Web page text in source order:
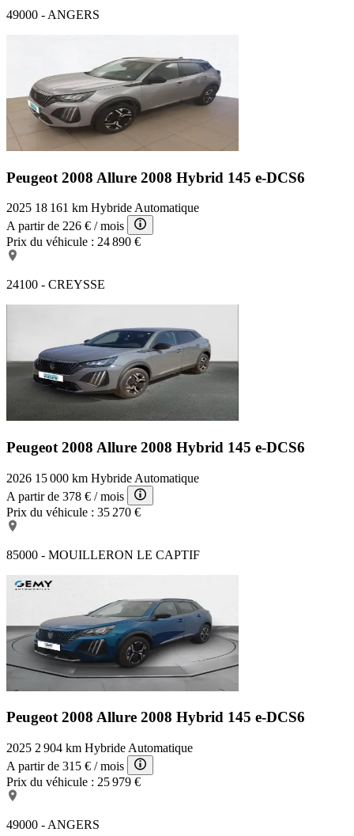
49000 - ANGERS
Peugeot 2008 Allure 2008 Hybrid 145 e-DCS6
2025 18 161 km Hybride Automatique
A partir de 226 € / mois
Prix du véhicule : 24 890 €
24100 - CREYSSE
Peugeot 2008 Allure 2008 Hybrid 145 e-DCS6
2026 15 000 km Hybride Automatique
A partir de 378 € / mois
Prix du véhicule : 35 270 €
85000 - MOUILLERON LE CAPTIF
Peugeot 2008 Allure 2008 Hybrid 145 e-DCS6
2025 2 904 km Hybride Automatique
A partir de 315 € / mois
Prix du véhicule : 25 979 €
49000 - ANGERS